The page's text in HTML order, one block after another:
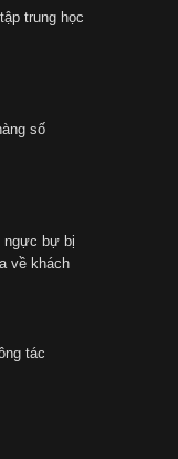
trung học
số
ngực bự bị
về khách
tác